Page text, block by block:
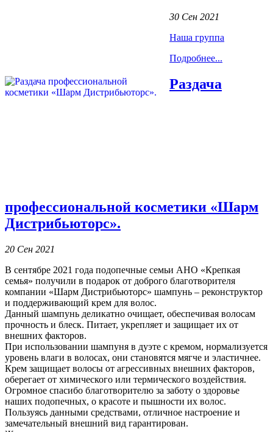
30 Сен 2021
Наша группа
Подробнее...
Раздача
профессиональной косметики «Шарм
Дистрибьюторс».
20 Сен 2021
В сентябре 2021 года подопечные семьи АНО «Крепкая
семья» получили в подарок от доброго благотворителя
компании «Шарм Дистрибьюторс» шампунь – реконструктор
и поддерживающий крем для волос.
Данный шампунь деликатно очищает, обеспечивая волосам
прочность и блеск. Питает, укрепляет и защищает их от
внешних факторов.
При использовании шампуня в дуэте с кремом, нормализуется
уровень влаги в волосах, они становятся мягче и эластичнее.
Крем защищает волосы от агрессивных внешних факторов,
оберегает от химического или термического воздействия.
Огромное спасибо благотворителю за заботу о здоровье
наших подопечных, о красоте и пышности их волос.
Пользуясь данными средствами, отличное настроение и
замечательный внешний вид гарантирован.